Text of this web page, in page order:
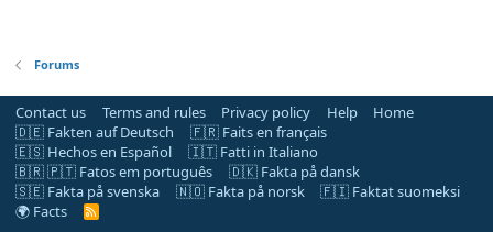
Forums
Contact us Terms and rules Privacy policy Help
Home
🇩🇪 Fakten auf Deutsch
🇫🇷 Faits en français
🇪🇸 Hechos en Español
🇮🇹 Fatti in Italiano
🇧🇷 🇵🇹 Fatos em português
🇩🇰 Fakta på dansk
🇸🇪 Fakta på svenska
🇳🇴 Fakta på norsk
🇫🇮 Faktat suomeksi
🌍 Facts
R